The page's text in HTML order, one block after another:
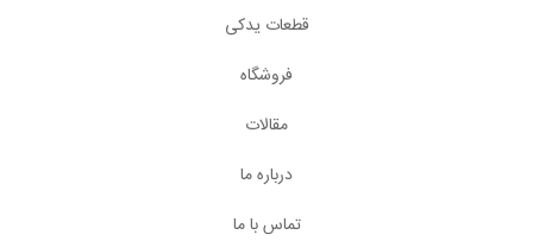
قطعات یدکی
فروشگاه
مقالات
درباره ما
تماس با ما